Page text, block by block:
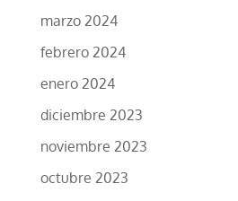
marzo 2024
febrero 2024
enero 2024
diciembre 2023
noviembre 2023
octubre 2023